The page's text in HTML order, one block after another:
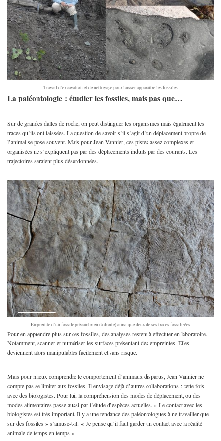
Travail d’excavation et de nettoyage pour laisser apparaître les fossiles
La paléontologie : étudier les fossiles, mais pas que…
Sur de grandes dalles de roche, on peut distinguer les organismes mais également les
traces qu’ils ont laissées. La question de savoir s’il s’agit d’un déplacement propre de
l’animal se pose souvent. Mais pour Jean Vannier, ces pistes assez complexes et
organisées ne s’expliquent pas par des déplacements induits par des courants. Les
trajectoires seraient plus désordonnées.
Empreinte d’un fossile précambrien (à droite) ainsi que deux de ses traces fossilisées
Pour en apprendre plus sur ces fossiles, des analyses restent à effectuer en laboratoire.
Notamment, scanner et numériser les surfaces présentant des empreintes. Elles
deviennent alors manipulables facilement et sans risque.
Mais pour mieux comprendre le comportement d’animaux disparus, Jean Vannier ne
compte pas se limiter aux fossiles. Il envisage déjà d’autres collaborations : cette fois
avec des biologistes. Pour lui, la compréhension des modes de déplacement, ou des
modes alimentaires passe aussi par l’étude d’espèces actuelles. « Le contact avec les
biologistes est très important. Il y a une tendance des paléontologues à ne travailler que
sur des fossiles » s’amuse-t-il. « Je pense qu’il faut garder un contact avec la réalité
animale de temps en temps ».